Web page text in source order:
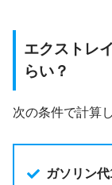
エクストレ
らい？
次の条件で計算
ガソリン